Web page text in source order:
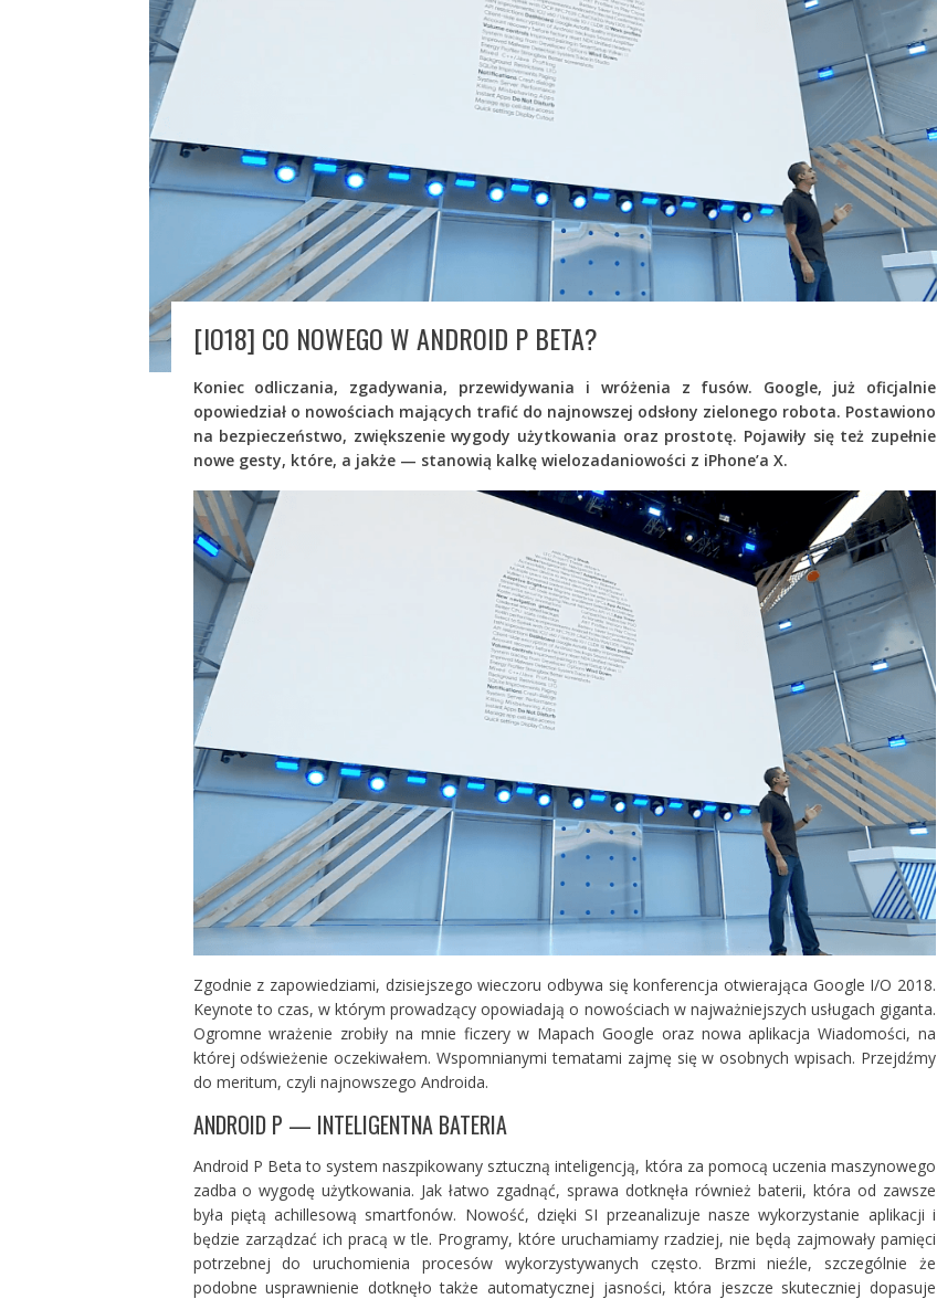
[IO18] CO NOWEGO W ANDROID P BETA?
Koniec odliczania, zgadywania, przewidywania i wróżenia z fusów. Google, już oficjalnie
opowiedział o nowościach mających trafić do najnowszej odsłony zielonego robota. Postawiono
na bezpieczeństwo, zwiększenie wygody użytkowania oraz prostotę. Pojawiły się też zupełnie
nowe gesty, które, a jakże — stanowią kalkę wielozadaniowości z iPhone’a X.
Zgodnie z zapowiedziami, dzisiejszego wieczoru odbywa się konferencja otwierająca Google I/O 2018.
Keynote to czas, w którym prowadzący opowiadają o nowościach w najważniejszych usługach giganta.
Ogromne wrażenie zrobiły na mnie ficzery w Mapach Google oraz nowa aplikacja Wiadomości, na
której odświeżenie oczekiwałem. Wspomnianymi tematami zajmę się w osobnych wpisach. Przejdźmy
do meritum, czyli najnowszego Androida.
ANDROID P — INTELIGENTNA BATERIA
Android P Beta to system naszpikowany sztuczną inteligencją, która za pomocą uczenia maszynowego
zadba o wygodę użytkowania. Jak łatwo zgadnąć, sprawa dotknęła również baterii, która od zawsze
była piętą achillesową smartfonów. Nowość, dzięki SI przeanalizuje nasze wykorzystanie aplikacji i
będzie zarządzać ich pracą w tle. Programy, które uruchamiamy rzadziej, nie będą zajmowały pamięci
potrzebnej do uruchomienia procesów wykorzystywanych często. Brzmi nieźle, szczególnie że
podobne usprawnienie dotknęło także automatycznej jasności, która jeszcze skuteczniej dopasuje